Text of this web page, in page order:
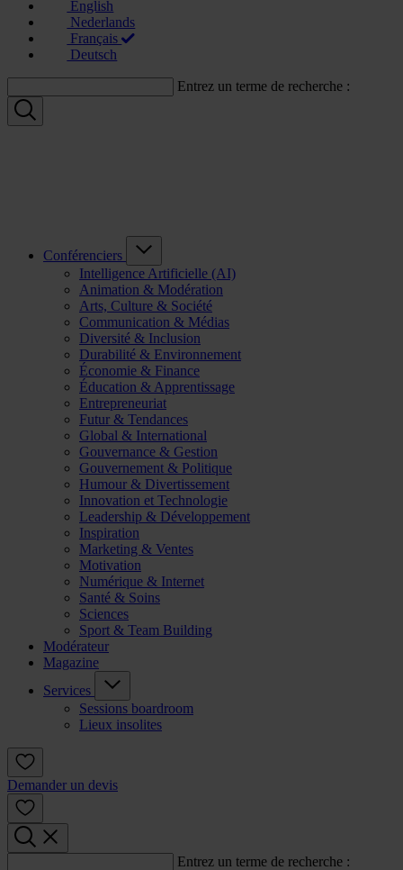
English
Nederlands
Français
Deutsch
Entrez un terme de recherche :
Conférenciers
Intelligence Artificielle (AI)
Animation & Modération
Arts, Culture & Société
Communication & Médias
Diversité & Inclusion
Durabilité & Environnement
Économie & Finance
Éducation & Apprentissage
Entrepreneuriat
Futur & Tendances
Global & International
Gouvernance & Gestion
Gouvernement & Politique
Humour & Divertissement
Innovation et Technologie
Leadership & Développement
Inspiration
Marketing & Ventes
Motivation
Numérique & Internet
Santé & Soins
Sciences
Sport & Team Building
Modérateur
Magazine
Services
Sessions boardroom
Lieux insolites
Demander un devis
Entrez un terme de recherche :